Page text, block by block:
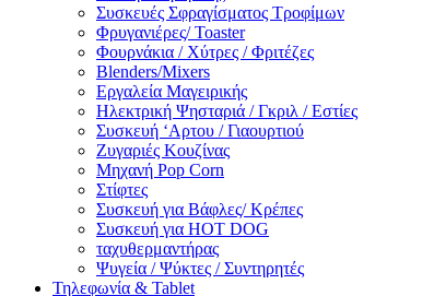
Συσκευές Σφραγίσματος Τροφίμων
Φρυγανιέρες/ Toaster
Φουρνάκια / Χύτρες / Φριτέζες
Blenders/Mixers
Εργαλεία Μαγειρικής
Ηλεκτρική Ψησταριά / Γκριλ / Eστίες
Συσκευή ‘Αρτου / Γιαουρτιού
Ζυγαριές Κουζίνας
Μηχανή Pop Corn
Στίφτες
Συσκευή για Βάφλες/ Κρέπες
Συσκευή για HOT DOG
ταχυθερμαντήρας
Ψυγεία / Ψύκτες / Συντηρητές
Τηλεφωνία & Tablet